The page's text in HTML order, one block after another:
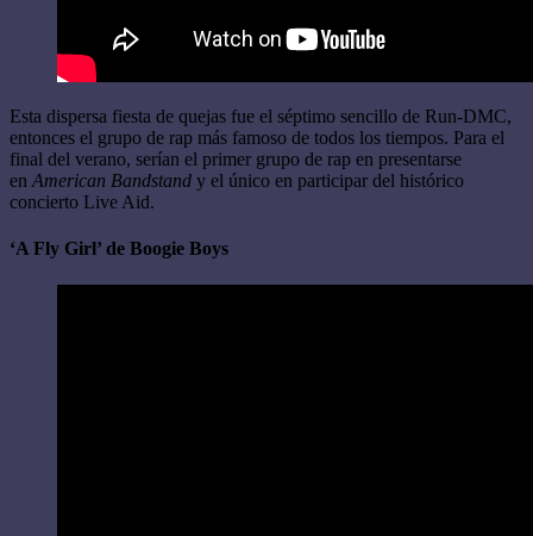
Esta dispersa fiesta de quejas fue el séptimo sencillo de Run-DMC,
entonces el grupo de rap más famoso de todos los tiempos. Para el
final del verano, serían el primer grupo de rap en presentarse
en American Bandstand y el único en participar del histórico
concierto Live Aid.
‘A Fly Girl’ de Boogie Boys